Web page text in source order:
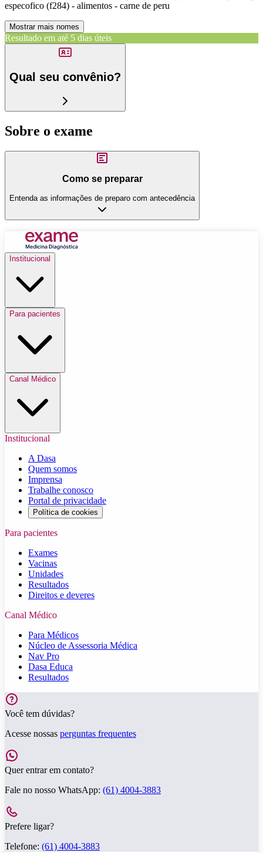
especofico (f284) - alimentos - carne de peru
Mostrar mais nomes
Resultado em até 5 dias úteis
Qual seu convênio?
Sobre o exame
Como se preparar
Entenda as informações de preparo com antecedência
Institucional
Para pacientes
Canal Médico
Institucional
A Dasa
Quem somos
Imprensa
Trabalhe conosco
Portal de privacidade
Política de cookies
Para pacientes
Exames
Vacinas
Unidades
Resultados
Direitos e deveres
Canal Médico
Para Médicos
Núcleo de Assessoria Médica
Nav Pro
Dasa Educa
Resultados
Você tem dúvidas?
Acesse nossas perguntas frequentes
Quer entrar em contato?
Fale no nosso WhatsApp: (61) 4004-3883
Prefere ligar?
Telefone: (61) 4004-3883